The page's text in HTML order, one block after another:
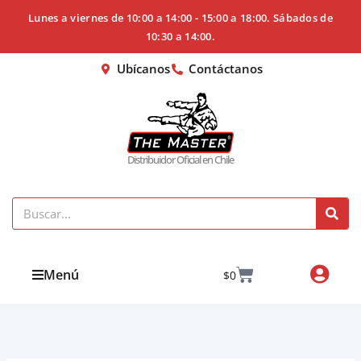
Lunes a viernes de 10:00 a 14:00 - 15:00 a 18:00. Sábados de
10:30 a 14:00.
Ubícanos Contáctanos
Distribuidor Oficial en Chile
Menú $0Cart